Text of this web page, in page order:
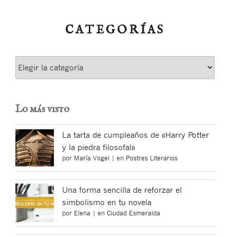
CATEGORÍAS
Lo más visto
La tarta de cumpleaños de «Harry Potter
y la piedra filosofal»
por María Vogel | en Postres Literarios
Una forma sencilla de reforzar el
simbolismo en tu novela
por Elena | en Ciudad Esmeralda